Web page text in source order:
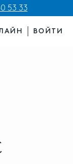
53 33
ВОЙТИ